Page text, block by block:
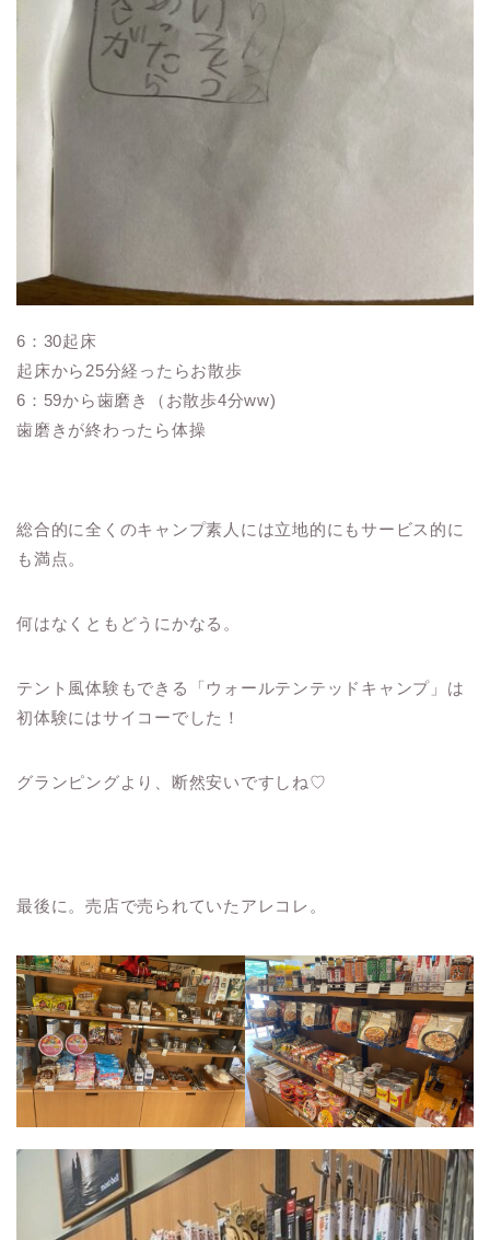
6：30起床
起床から25分経ったらお散歩
6：59から歯磨き（お散歩4分ww)
歯磨きが終わったら体操
総合的に全くのキャンプ素人には立地的にもサービス的に
も満点。
何はなくともどうにかなる。
テント風体験もできる「ウォールテンテッドキャンプ」は
初体験にはサイコーでした！
グランピングより、断然安いですしね♡
最後に。売店で売られていたアレコレ。